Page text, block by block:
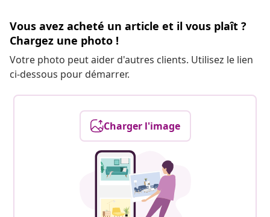
Vous avez acheté un article et il vous plaît ?
Chargez une photo !
Votre photo peut aider d'autres clients. Utilisez le lien
ci-dessous pour démarrer.
Charger l'image